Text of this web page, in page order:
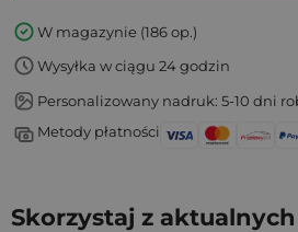
W magazynie (186 op.)
Wysyłka w ciągu 24 godzin
Personalizowany nadruk: 5-10 dni
Metody płatności
Skorzystaj z